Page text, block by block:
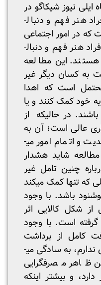
ایلی نیوز شیکاگو در
سال 2012 نشان داد که افراد هنر فهم و دنبال­
که در امور اجتماعی
مشارکت کنند. و در اصل، افراد هنر فهم و دنبال­
هستند. این مطالعه
به کسان دیگر غیر
است که اهدا
خود کمک کنند و یا
در حالیکه از
عالی است؛ آن به
هنر یک معنای آنی از قصدیت و اتمام امور می­
شاید هشدار
چنین تامل غیر
که تنها کمک می­کند
باشد. با وجود
شکل کالایی اثر
است. با وجود
کامل از برداشت
آدورنو از این غمگینی وجودی ندارم، به سادگی می­
ظاهر مصرف­گرایی
و بیشتر اینکه